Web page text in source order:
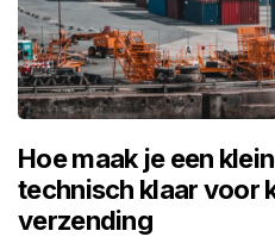
Hoe maak je een
technisch klaar voor
verzending